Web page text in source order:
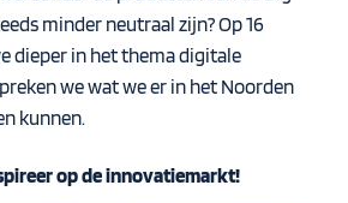
minder neutraal zijn? Op 16
dieper in het thema digitale
we wat we er in het Noorden
kunnen.
op de innovatiemarkt!